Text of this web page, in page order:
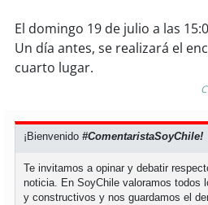
El domingo 19 de julio a las
Un día antes, se realizará el
cuarto lugar.
¡Bienvenido#ComentaristaSoyChile!
Te invitamos a opinar y debatir
noticia. En SoyChile valoramos todos
y constructivos y nos guardamos el